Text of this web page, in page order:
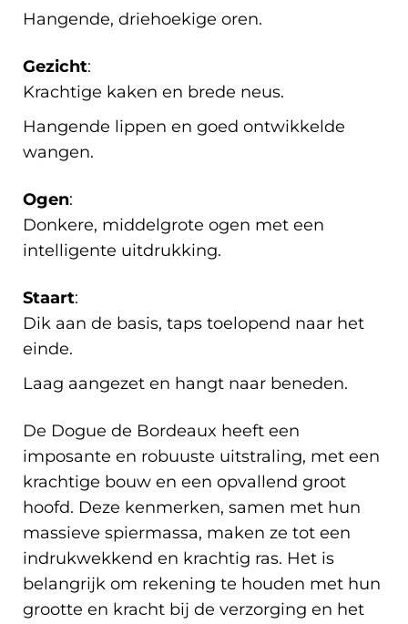
Hangende, driehoekige oren.
Gezicht:
Krachtige kaken en brede neus.
Hangende lippen en goed ontwikkelde
wangen.
Ogen:
Donkere, middelgrote ogen met een
intelligente uitdrukking.
Staart:
Dik aan de basis, taps toelopend naar het
einde.
Laag aangezet en hangt naar beneden.
De Dogue de Bordeaux heeft een
imposante en robuuste uitstraling, met een
krachtige bouw en een opvallend groot
hoofd. Deze kenmerken, samen met hun
massieve spiermassa, maken ze tot een
indrukwekkend en krachtig ras. Het is
belangrijk om rekening te houden met hun
grootte en kracht bij de verzorging en het